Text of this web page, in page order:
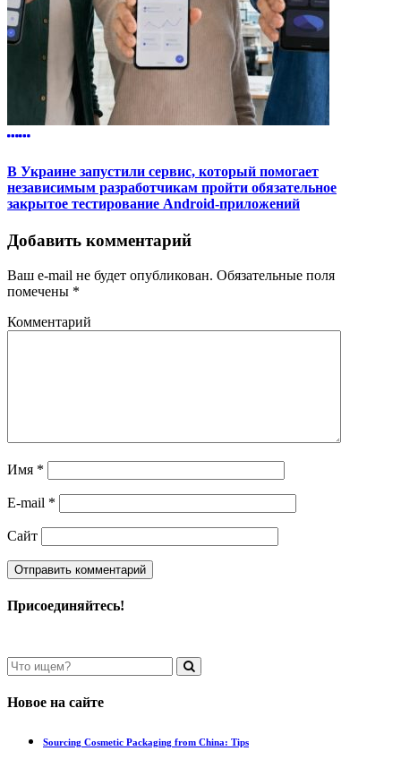
В Украине запустили сервис, который помогает
независимым разработчикам пройти обязательное
закрытое тестирование Android-приложений
Добавить комментарий
Ваш e-mail не будет опубликован. Обязательные поля
помечены *
Комментарий
Имя *
E-mail *
Сайт
Присоединяйтесь!
Новое на сайте
Sourcing Cosmetic Packaging from China: Tips